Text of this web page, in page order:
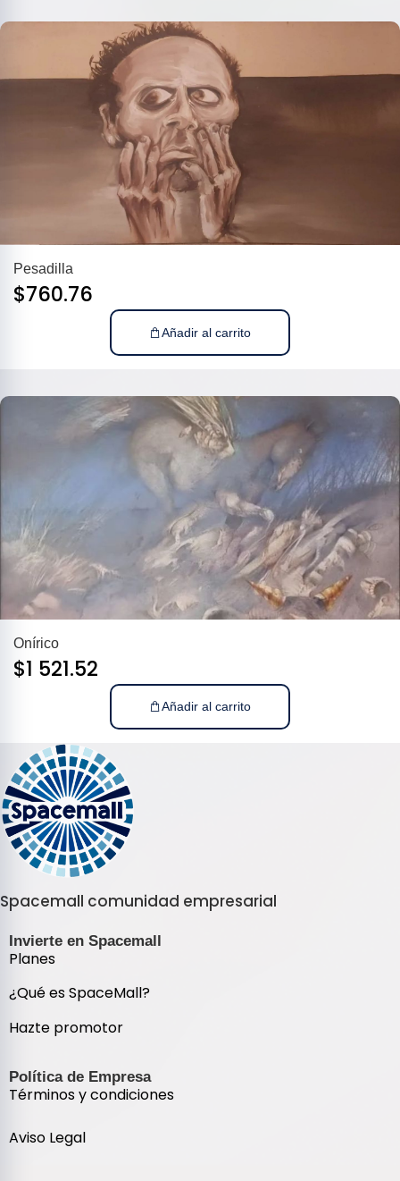
Pesadilla
$760.76
Añadir al carrito
Onírico
$1 521.52
Añadir al carrito
Spacemall comunidad empresarial
Invierte en Spacemall
Planes
¿Qué es SpaceMall?
Hazte promotor
Política de Empresa
Términos y condiciones
Aviso Legal